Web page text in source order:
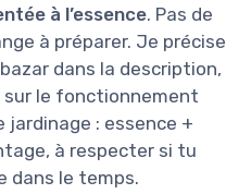
à l’essence. Pas de
à préparer. Je précise
dans la description,
sur le fonctionnement
jardinage : essence +
à respecter si tu
dans le temps.